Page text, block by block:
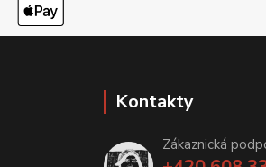
Kontakty
Zákaznická